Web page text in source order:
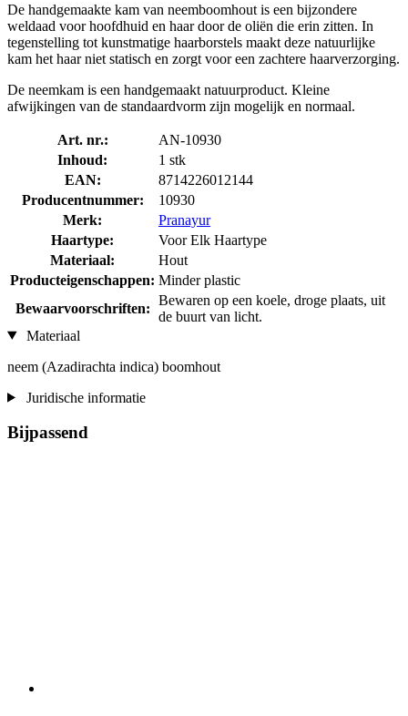
De handgemaakte kam van neemboomhout is een bijzondere
weldaad voor hoofdhuid en haar door de oliën die erin zitten. In
tegenstelling tot kunstmatige haarborstels maakt deze natuurlijke
kam het haar niet statisch en zorgt voor een zachtere haarverzorging.
De neemkam is een handgemaakt natuurproduct. Kleine
afwijkingen van de standaardvorm zijn mogelijk en normaal.
Art. nr.:
AN-10930
Inhoud:
1 stk
EAN:
8714226012144
Producentnummer:
10930
Merk:
Pranayur
Haartype:
Voor Elk Haartype
Materiaal:
Hout
Producteigenschappen: Minder plastic
Bewaarvoorschriften:
Bewaren op een koele, droge plaats, uit
de buurt van licht.
Materiaal
neem (Azadirachta indica) boomhout
Juridische informatie
Bijpassend